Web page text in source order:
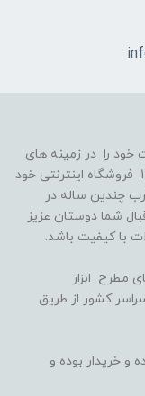
مالمیر از سال 1388 فعالیت خود را در زمینه های
فروش و تعمیرات تخصصی ابزار آغاز و سال 1401 فروشگاه اینترنتی خود
چندین ساله در
شما دوستان عزیز
با کیفیت باشد.
مطرح ابزار
کشور از طریق
و خریدار بوده و